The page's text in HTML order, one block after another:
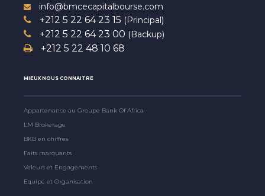
info@bmcecapitalbourse.com
+212 5 22 64 23 15 (Principal)
+212 5 22 64 23 00 (Backup)
+212 5 22 48 10 68
MIEUX NOUS CONNAITRE
Appartenance au Groupe Bank Of Africa
LM Brokerage
BKB en chiffres
Faits marquants
Valeurs et Engagements
Equipe et Organisation